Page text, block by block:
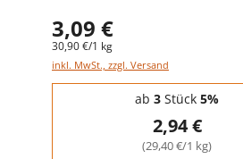
3,09 €
30,90 €/1 kg
inkl. MwSt., zzgl. Versand
Staffelpreise - Mengenrabatt
ab 3 Stück 5%
2,94 €
(29,40 €/1 kg)